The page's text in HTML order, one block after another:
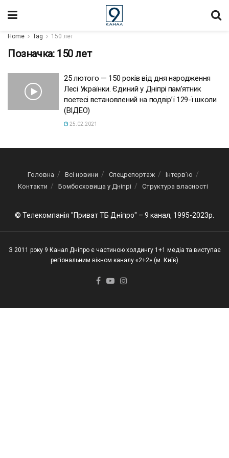
Home Tag 150 лет
Позначка: 150 лет
25 лютого — 150 років від дня народження
Лесі Українки. Єдиний у Дніпрі пам’ятник
поетесі встановлений на подвір’ї 129-ї школи
(ВІДЕО)
25.02.2021
Головна Всі новини Спецрепортаж
Інтерв’ю
Контакти
Бомбосховища у Дніпрі Структура власності
© Телекомпанія "Приват ТБ Дніпро" – 9 канал, 1995-2023р.
З 2011 року 9 Канал Дніпро є частиною холдингу 1+1 медіа та виступає
регіональним вікном каналу «2+2» (м. Київ)